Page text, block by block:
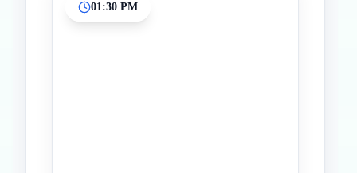
01:30 PM